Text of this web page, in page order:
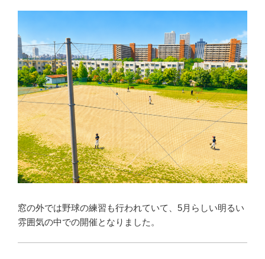
窓の外では野球の練習も行われていて、5月らしい明るい
雰囲気の中での開催となりました。